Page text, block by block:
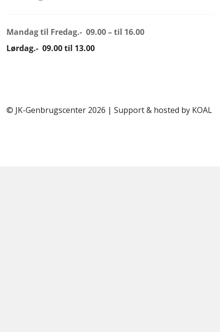
Mandag til Fredag.- 09.00 – til 16.00
Lørdag.- 09.00 til 13.00
© JK-Genbrugscenter 2026 | Support & hosted by KOAL